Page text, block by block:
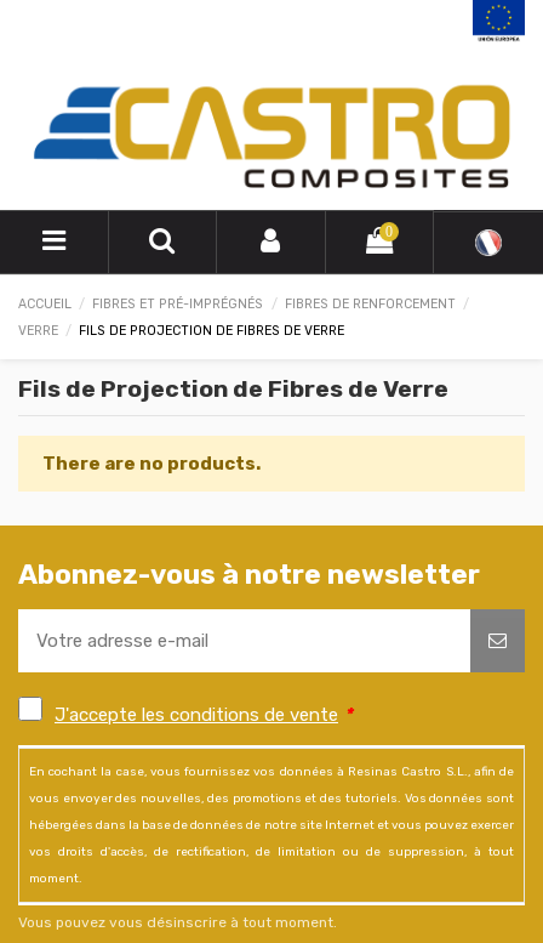
0
ACCUEIL FIBRES ET PRÉ-IMPRÉGNÉS
FIBRES DE RENFORCEMENT
VERRE
FILS DE PROJECTION DE FIBRES DE VERRE
Fils de Projection de Fibres de Verre
There are no products.
Abonnez-vous à notre newsletter
J'accepte les conditions de vente *
En cochant la case, vous fournissez vos données à Resinas Castro S.L., afin de
vous envoyer des nouvelles, des promotions et des tutoriels. Vos données sont
hébergées dans la base de données de notre site Internet et vous pouvez exercer
vos droits d'accès, de rectification, de limitation ou de suppression, à tout
moment.
Vous pouvez vous désinscrire à tout moment.